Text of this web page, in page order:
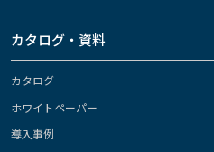
カタログ・資料
カタログ
ホワイトペーパー
導入事例